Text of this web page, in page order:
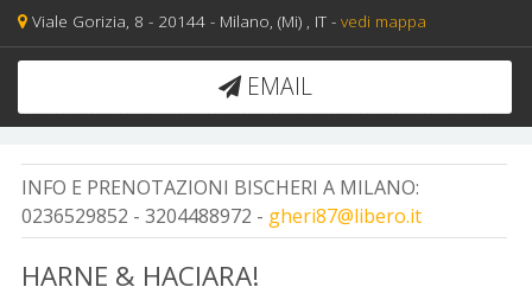
Viale Gorizia, 8 - 20144 - Milano, (Mi) , IT - vedi mappa
EMAIL
INFO E PRENOTAZIONI BISCHERI A MILANO:
0236529852 - 3204488972 - gheri87@libero.it
HARNE & HACIARA!